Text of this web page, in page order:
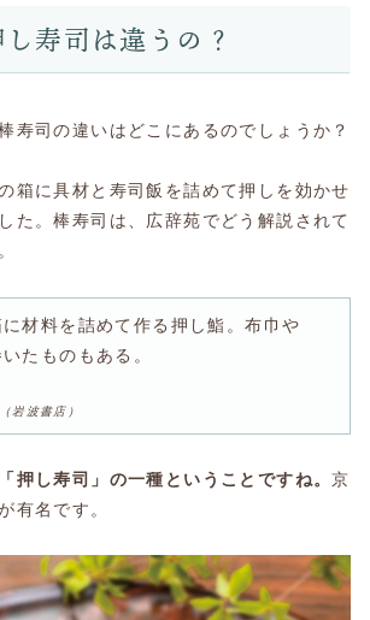
寿司は違うの？
寿司の違いはどこにあるのでしょうか？
箱に具材と寿司飯を詰めて押しを効かせ
た。棒寿司は、広辞苑でどう解説されて
材料を詰めて作る押し鮨。布巾や
たものもある。
岩波書店）
押し寿司」の一種ということですね。京
有名です。